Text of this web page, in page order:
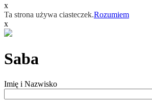
x
Ta strona używa ciasteczek.Rozumiem
x
Saba
Imię i Nazwisko